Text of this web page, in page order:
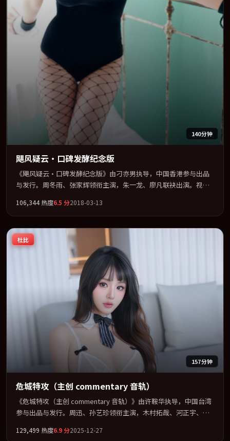
140分钟
飓风疑云·口碑发酵纪念版
《飓风疑云·口碑发酵纪念版》由刁亦男执导，中国香港参与出品
与发行。周冬雨、张家辉领衔主演，朱一龙、廖凡联袂出演。视听
骨架，在叙事、表演与视听上力求统一。定于 2018-09-16 在内地院
线及主流平台同步亮相，2018 年度话题片中口碑稳健，适合喜欢强
情节与人物弧光的观众完整观看。
106,344热度6.5 分2018-03-13
杜比
157分钟
危城特攻（主创 commentary 音轨）
《危城特攻（主创 commentary 音轨）》由许鞍华执导，中国台湾
参与出品与发行。周迅、孙艺珍领衔主演，木村拓哉、河正宇、王
片以「传记」类型为骨架，在叙事、表演与视听上力求统一。定于
129,499 热度6.9分2025-12-27